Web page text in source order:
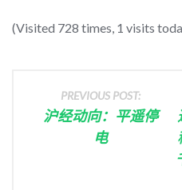
(Visited 728 times, 1 visits
PREVIOUS POST:
沪经动向：平遥停
电